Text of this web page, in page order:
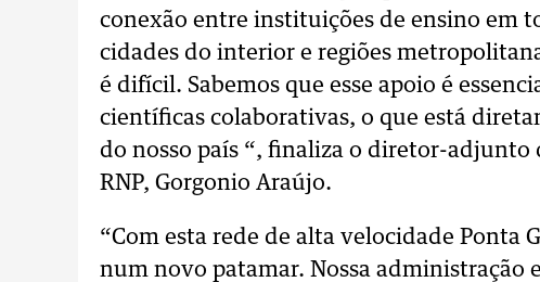
conexão entre instituições de ensino em
cidades do interior e regiões
é difícil. Sabemos que esse apoio é
científicas colaborativas, o que está
do nosso país “, finaliza o diretor-
RNP, Gorgonio Araújo.
“Com esta rede de alta velocidade Ponta
num novo patamar. Nossa administração